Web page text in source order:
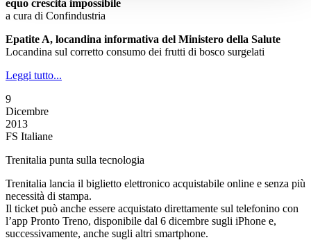
equo crescita impossibile
a cura di Confindustria
Epatite A, locandina informativa del Ministero della Salute
Locandina sul corretto consumo dei frutti di bosco surgelati
Leggi tutto...
9
Dicembre
2013
FS Italiane
Trenitalia punta sulla tecnologia
Trenitalia lancia il biglietto elettronico acquistabile online e senza più
necessità di stampa.
Il ticket può anche essere acquistato direttamente sul telefonino con
l’app Pronto Treno, disponibile dal 6 dicembre sugli iPhone e,
successivamente, anche sugli altri smartphone.